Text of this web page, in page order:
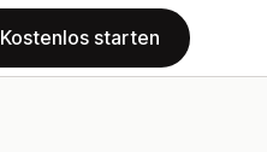
Kostenlos starten